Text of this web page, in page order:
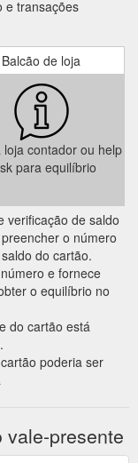
e transações
Balcão de loja
loja contador ou help
para equilíbrio
verificação de saldo
o número
do cartão.
e fornece
o equilíbrio no
do cartão está
poderia ser
vale-presente